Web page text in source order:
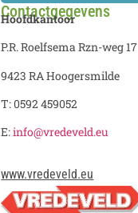
Contactgegevens
Hoofdkantoor
P.R. Roelfsema Rzn-weg 17
9423 RA Hoogersmilde
T: 0592 459052
E:info@vredeveld.eu
www.vredeveld.eu